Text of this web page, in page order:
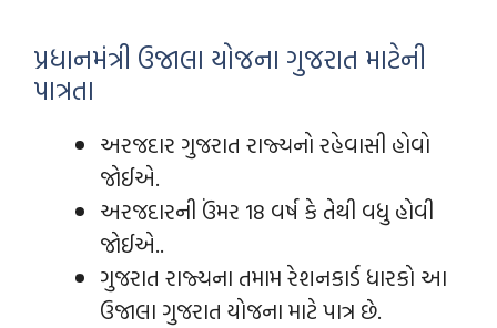
પ્રધાનમંત્રી ઉજાલા યોજના ગુજરાત માટેની
પાત્રતા
અરજદાર ગુજરાત રાજ્યનો રહેવાસી હોવો
જોઈએ.
અરજદારની ઉંમર 18 વર્ષ કે તેથી વધુ હોવી
જોઈએ..
ગુજરાત રાજ્યના તમામ રેશનકાર્ડ ધારકો આ
ઉજાલા ગુજરાત યોજના માટે પાત્ર છે.